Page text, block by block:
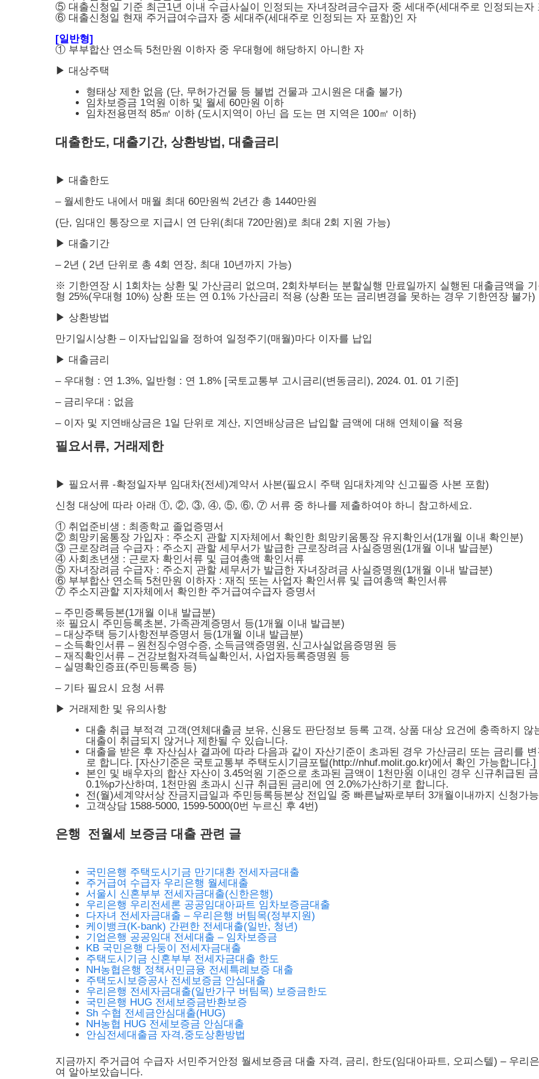
⑤ 대출신청일 기준 최근1년 이내 수급사실이 인정되는 자녀장려금수급자 중 세대주(세대주로 인정되는자
⑥ 대출신청일 현재 주거급여수급자 중 세대주(세대주로 인정되는 자 포함)인 자
[일반형]
① 부부합산 연소득 5천만원 이하자 중 우대형에 해당하지 아니한 자
▶ 대상주택
형태상 제한 없음 (단, 무허가건물 등 불법 건물과 고시원은 대출 불가)
임차보증금 1억원 이하 및 월세 60만원 이하
임차전용면적 85㎡ 이하 (도시지역이 아닌 읍 도는 면 지역은 100㎡ 이하)
대출한도, 대출기간, 상환방법, 대출금리
▶ 대출한도
– 월세한도 내에서 매월 최대 60만원씩 2년간 총 1440만원
(단, 임대인 통장으로 지급시 연 단위(최대 720만원)로 최대 2회 지원 가능)
▶ 대출기간
– 2년 ( 2년 단위로 총 4회 연장, 최대 10년까지 가능)
※ 기한연장 시 1회차는 상환 및 가산금리 없으며, 2회차부터는 분할실행 만료일까지 실행된 대출금액을
형 25%(우대형 10%) 상환 또는 연 0.1% 가산금리 적용 (상환 또는 금리변경을 못하는 경우 기한연장 불가)
▶ 상환방법
만기일시상환 – 이자납입일을 정하여 일정주기(매월)마다 이자를 납입
▶ 대출금리
– 우대형 : 연 1.3%, 일반형 : 연 1.8% [국토교통부 고시금리(변동금리), 2024. 01. 01 기준]
– 금리우대 : 없음
– 이자 및 지연배상금은 1일 단위로 계산, 지연배상금은 납입할 금액에 대해 연체이율 적용
필요서류, 거래제한
▶ 필요서류 -확정일자부 임대차(전세)계약서 사본(필요시 주택 임대차계약 신고필증 사본 포함)
신청 대상에 따라 아래 ①, ②, ③, ④, ⑤, ⑥, ⑦ 서류 중 하나를 제출하여야 하니 참고하세요.
① 취업준비생 : 최종학교 졸업증명서
② 희망키움통장 가입자 : 주소지 관할 지자체에서 확인한 희망키움통장 유지확인서(1개월 이내 확인분)
③ 근로장려금 수급자 : 주소지 관할 세무서가 발급한 근로장려금 사실증명원(1개월 이내 발급분)
④ 사회초년생 : 근로자 확인서류 및 급여총액 확인서류
⑤ 자녀장려금 수급자 : 주소지 관할 세무서가 발급한 자녀장려금 사실증명원(1개월 이내 발급분)
⑥ 부부합산 연소득 5천만원 이하자 : 재직 또는 사업자 확인서류 및 급여총액 확인서류
⑦ 주소지관할 지자체에서 확인한 주거급여수급자 증명서
– 주민증록등본(1개월 이내 발급분)
※ 필요시 주민등록초본, 가족관계증명서 등(1개월 이내 발급분)
– 대상주택 등기사항전부증명서 등(1개월 이내 발급분)
– 소득확인서류 – 원천징수영수증, 소득금액증명원, 신고사실없음증명원 등
– 재직확인서류 – 건강보험자격득실확인서, 사업자등록증명원 등
– 실명확인증표(주민등록증 등)
– 기타 필요시 요청 서류
▶ 거래제한 및 유의사항
대출 취급 부적격 고객(연체대출금 보유, 신용도 판단정보 등록 고객, 상품 대상 요건에 충족하지 않
대출이 취급되지 않거나 제한될 수 있습니다.
대출을 받은 후 자산심사 결과에 따라 다음과 같이 자산기준이 초과된 경우 가산금리 또는 금리를
로 합니다. [자산기준은 국토교통부 주택도시기금포털(http://nhuf.molit.go.kr)에서 확인 가능합니다.]
본인 및 배우자의 합산 자산이 3.45억원 기준으로 초과된 금액이 1천만원 이내인 경우 신규취급된
0.1%p가산하며, 1천만원 초과시 신규 취급된 금리에 연 2.0%가산하기로 합니다.
전(월)세계약서상 잔금지급일과 주민등록등본상 전입일 중 빠른날짜로부터 3개월이내까지 신청가
고객상담 1588-5000, 1599-5000(0번 누르신 후 4번)
은행 전월세 보증금 대출 관련 글
국민은행 주택도시기금 만기대환 전세자금대출
주거급여 수급자 우리은행 월세대출
서울시 신혼부부 전세자금대출(신한은행)
우리은행 우리전세론 공공임대아파트 임차보증금대출
다자녀 전세자금대출 – 우리은행 버팀목(정부지원)
케이뱅크(K-bank) 간편한 전세대출(일반, 청년)
기업은행 공공임대 전세대출 – 임차보증금
KB 국민은행 다둥이 전세자금대출
주택도시기금 신혼부부 전세자금대출 한도
NH농협은행 정책서민금융 전세특례보증 대출
주택도시보증공사 전세보증금 안심대출
우리은행 전세자금대출(일반가구 버팀목) 보증금한도
국민은행 HUG 전세보증금반환보증
Sh 수협 전세금안심대출(HUG)
NH농협 HUG 전세보증금 안심대출
안심전세대출금 자격,중도상환방법
지금까지 주거급여 수급자 서민주거안정 월세보증금 대출 자격, 금리, 한도(임대아파트, 오피스텔) – 우리
여 알아보았습니다.